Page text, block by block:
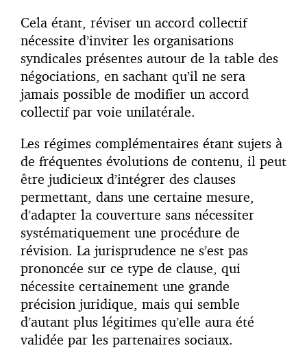
Cela étant, réviser un accord collectif
nécessite d’inviter les organisations
syndicales présentes autour de la table des
négociations, en sachant qu’il ne sera
jamais possible de modifier un accord
collectif par voie unilatérale.
Les régimes complémentaires étant sujets à
de fréquentes évolutions de contenu, il peut
être judicieux d’intégrer des clauses
permettant, dans une certaine mesure,
d’adapter la couverture sans nécessiter
systématiquement une procédure de
révision. La jurisprudence ne s’est pas
prononcée sur ce type de clause, qui
nécessite certainement une grande
précision juridique, mais qui semble
d’autant plus légitimes qu’elle aura été
validée par les partenaires sociaux.